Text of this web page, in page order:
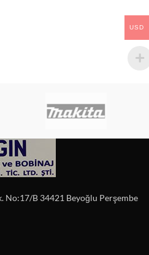
No:17/B 34421 Beyoğlu Perşembe
USD